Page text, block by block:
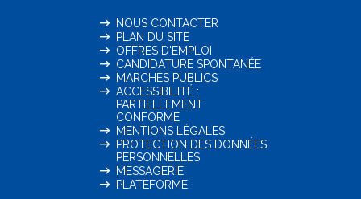
NOUS CONTACTER
PLAN DU SITE
OFFRES D'EMPLOI
CANDIDATURE SPONTANÉE
MARCHÉS PUBLICS
ACCESSIBILITÉ :
PARTIELLEMENT
CONFORME
MENTIONS LÉGALES
PROTECTION DES DONNÉES
PERSONNELLES
MESSAGERIE
PLATEFORME